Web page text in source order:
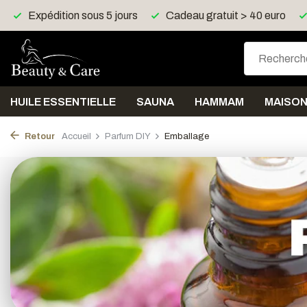
Cadeau gratuit > 40 euro Livraison gratuite > 150
HUILE ESSENTIELLE SAUNA HAMMAM MAISON
Retour Accueil Parfum DIY Emballage